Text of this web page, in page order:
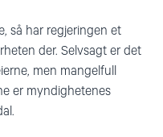
så har regjeringen et
der. Selvsagt er det
men mangelfull
er myndighetenes